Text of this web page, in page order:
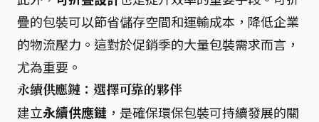
疊的包裝可以節省儲存空間和運輸成本，降低企業
的物流壓力。這對於促銷季的大量包裝需求而言，
尤為重要。
永續供應鏈：選擇可靠的夥伴
建立永續供應鏈 ，是確保環保包裝可持續發展的關